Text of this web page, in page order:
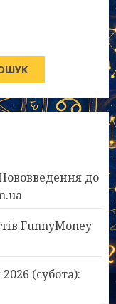
до
FunnyMoney
(субота):